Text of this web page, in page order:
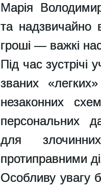
Марія
та надзвичайно
гроші — важкі
Під час зустрічі
званих
незаконних
персональних
для
протиправними
Особливу увагу